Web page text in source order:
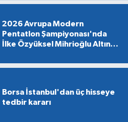
2026 Avrupa Modern
Pentatlon Şampiyonası'nda
İlke Özyüksel Mihrioğlu Altın
Borsa İstanbul'dan üç hisseye
tedbir kararı